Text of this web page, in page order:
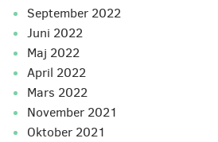
september 2022
juni 2022
maj 2022
april 2022
mars 2022
november 2021
oktober 2021